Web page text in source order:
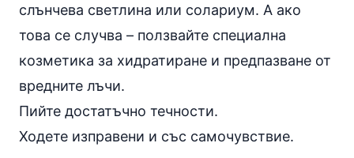
слънчева светлина или солариум. А ако
това се случва – ползвайте специална
козметика за хидратиране и предпазване от
вредните лъчи.
Пийте достатъчно течности.
Ходете изправени и със самочувствие.